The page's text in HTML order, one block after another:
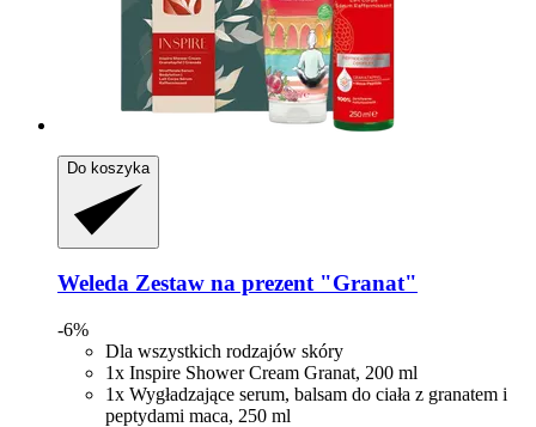
Do koszyka
Weleda Zestaw na prezent "Granat"
-6%
Dla wszystkich rodzajów skóry
1x Inspire Shower Cream Granat, 200 ml
1x Wygładzające serum, balsam do ciała z granatem i
peptydami maca, 250 ml